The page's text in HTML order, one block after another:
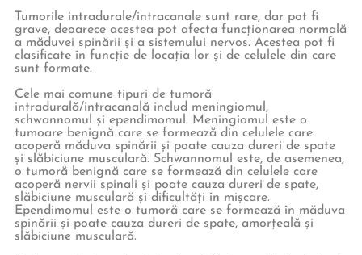
Tumorile intradurale/intracanale sunt rare, dar pot fi
grave, deoarece acestea pot afecta funcționarea normală
a măduvei spinării și a sistemului nervos. Acestea pot fi
clasificate în funcție de locația lor și de celulele din care
sunt formate.
Cele mai comune tipuri de tumoră
intradurală/intracanală includ meningiomul,
schwannomul și ependimomul. Meningiomul este o
tumoare benignă care se formează din celulele care
acoperă măduva spinării și poate cauza dureri de spate
și slăbiciune musculară. Schwannomul este, de asemenea,
o tumoră benignă care se formează din celulele care
acoperă nervii spinali și poate cauza dureri de spate,
slăbiciune musculară și dificultăți în mișcare.
Ependimomul este o tumoră care se formează în măduva
spinării și poate cauza dureri de spate, amorțeală și
slăbiciune musculară.